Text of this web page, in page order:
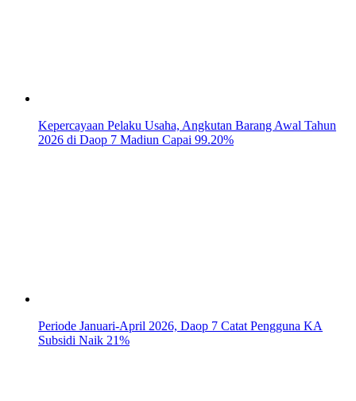
Kepercayaan Pelaku Usaha, Angkutan Barang Awal Tahun
2026 di Daop 7 Madiun Capai 99.20%
Periode Januari-April 2026, Daop 7 Catat Pengguna KA
Subsidi Naik 21%